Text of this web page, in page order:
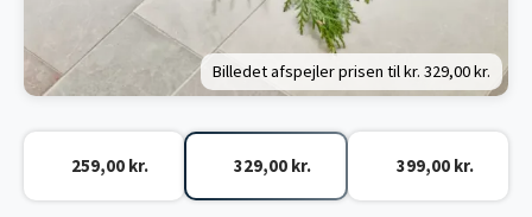
Billedet afspejler prisen til kr. 329,00 kr.
259,00 kr. 329,00 kr. 399,00 kr.